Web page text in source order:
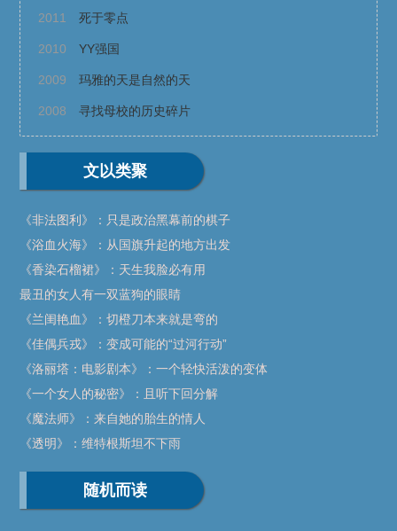
2011 死于零点
2010 YY强国
2009 玛雅的天是自然的天
2008 寻找母校的历史碎片
文以类聚
《非法图利》：只是政治黑幕前的棋子
《浴血火海》：从国旗升起的地方出发
《香染石榴裙》：天生我脸必有用
最丑的女人有一双蓝狗的眼睛
《兰闺艳血》：切橙刀本来就是弯的
《佳偶兵戎》：变成可能的“过河行动”
《洛丽塔：电影剧本》：一个轻快活泼的变体
《一个女人的秘密》：且听下回分解
《魔法师》：来自她的胎生的情人
《透明》：维特根斯坦不下雨
随机而读